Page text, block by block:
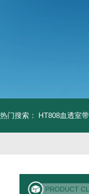
热门搜索： HT808血透室
PRODUCT